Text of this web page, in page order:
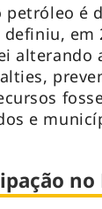
petróleo é
em
alterando
e
no